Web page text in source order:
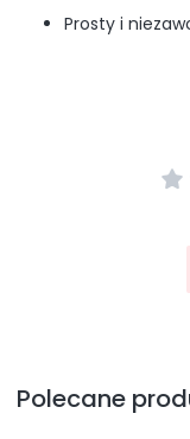
Prosty i
Polecane